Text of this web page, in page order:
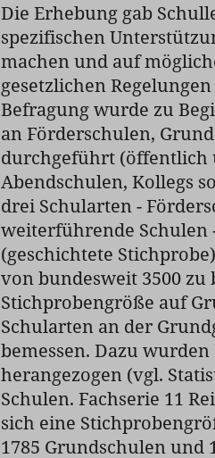
Die Erhebung gab
spezifischen
machen und auf
gesetzlichen
Befragung wurde zu
an Förderschulen,
durchgeführt (öffentlich
Abendschulen, Kollegs
drei Schularten -
weiterführende Schulen
(geschichtete
von bundesweit 3500
Stichprobengröße auf
Schularten an der
bemessen. Dazu
herangezogen (vgl.
Schulen. Fachserie 11
sich eine
1785 Grundschulen